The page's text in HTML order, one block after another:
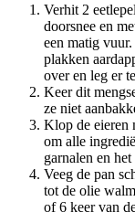
Verhit 2
doorsnee en
een matig
plakken
over en leg er
Keer dit
ze niet
Klop de eieren
om alle
garnalen en
Veeg de pan
tot de olie
of 6 keer van